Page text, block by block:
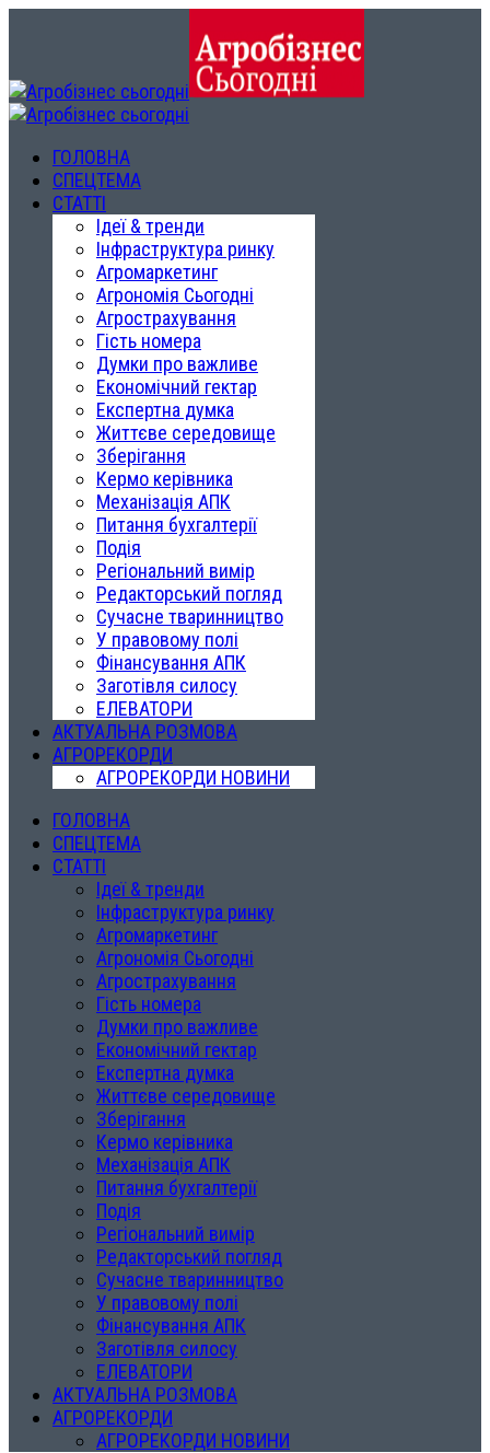
ГОЛОВНА
СПЕЦТЕМА
СТАТТІ
Ідеї & тренди
Інфраструктура ринку
Агромаркетинг
Агрономія Сьогодні
Агрострахування
Гість номера
Думки про важливе
Економічний гектар
Експертна думка
Життєве середовище
Зберігання
Кермо керівника
Механізація АПК
Питання бухгалтерії
Подія
Регіональний вимір
Редакторський погляд
Сучасне тваринництво
У правовому полі
Фінансування АПК
Заготівля силосу
ЕЛЕВАТОРИ
АКТУАЛЬНА РОЗМОВА
АГРОРЕКОРДИ
АГРОРЕКОРДИ НОВИНИ
ГОЛОВНА
СПЕЦТЕМА
СТАТТІ
Ідеї & тренди
Інфраструктура ринку
Агромаркетинг
Агрономія Сьогодні
Агрострахування
Гість номера
Думки про важливе
Економічний гектар
Експертна думка
Життєве середовище
Зберігання
Кермо керівника
Механізація АПК
Питання бухгалтерії
Подія
Регіональний вимір
Редакторський погляд
Сучасне тваринництво
У правовому полі
Фінансування АПК
Заготівля силосу
ЕЛЕВАТОРИ
АКТУАЛЬНА РОЗМОВА
АГРОРЕКОРДИ
АГРОРЕКОРДИ НОВИНИ